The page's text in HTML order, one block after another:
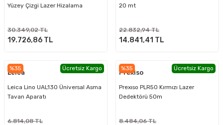
Yüzey Çizgi Lazer Hizalama
30.349,02 TL
19.726,86 TL
20 mt
22.832,94 TL
14.841,41 TL
%35 Ücretsiz Kargo
Leica
Leica Lino UAL130 Üniversal Asma
Tavan Aparatı
6.814,08 TL
%35 Ücretsiz Kargo
Prexiso
Prexıso PLR50 Kırmızı Lazer
Dedektörü 50m
8.484,06 TL